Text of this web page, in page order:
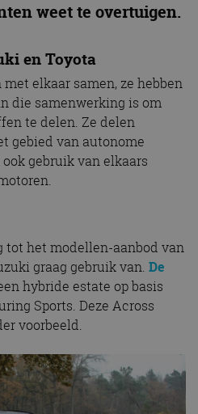
weet te overtuigen.
en Toyota
elkaar samen, ze hebben
die samenwerking is om
te delen. Ze delen
gebied van autonome
gebruik van elkaars
tot het modellen-aanbod van
graag gebruik van. De
hybride estate op basis
Sports. Deze Across
voorbeeld.